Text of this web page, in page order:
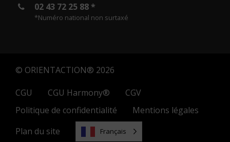
02 43 72 25 88 *
*Numéro national non surtaxé
© ORIENTACTION® 2026
CGU
CGU Harmony®
CGV
Politique de confidentialité
Mentions légales
Plan du site
Français